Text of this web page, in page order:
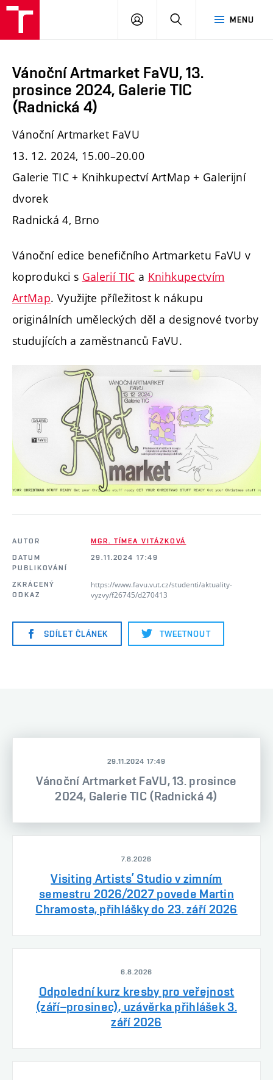
MENU
PŘIHLÁSIT
Vánoční Artmarket FaVU, 13.
prosince 2024, Galerie TIC
(Radnická 4)
Vánoční Artmarket FaVU
13. 12. 2024, 15.00–20.00
Galerie TIC + Knihkupectví ArtMap + Galerijní
dvorek
Radnická 4, Brno
Vánoční edice benefičního Artmarketu FaVU v
koprodukci s Galerií TIC a Knihkupectvím
ArtMap. Využijte příležitost k nákupu
originálních uměleckých děl a designové tvorby
studujících a zaměstnanců FaVU.
AUTOR
MGR. TÍMEA VITÁZKOVÁ
DATUM
PUBLIKOVÁNÍ
29.11.2024 17:49
ZKRÁCENÝ
ODKAZ
https://www.favu.vut.cz/studenti/aktuality-
vyzvy/f26745/d270413
SDÍLET ČLÁNEK TWEETNOUT
29.11.2024 17:49
Vánoční Artmarket FaVU, 13. prosince
2024, Galerie TIC (Radnická 4)
7.8.2026
Visiting Artists’ Studio v zimním
semestru 2026/2027 povede Martin
Chramosta, přihlášky do 23. září 2026
6.8.2026
Odpolední kurz kresby pro veřejnost
(září–prosinec), uzávěrka přihlášek 3.
září 2026